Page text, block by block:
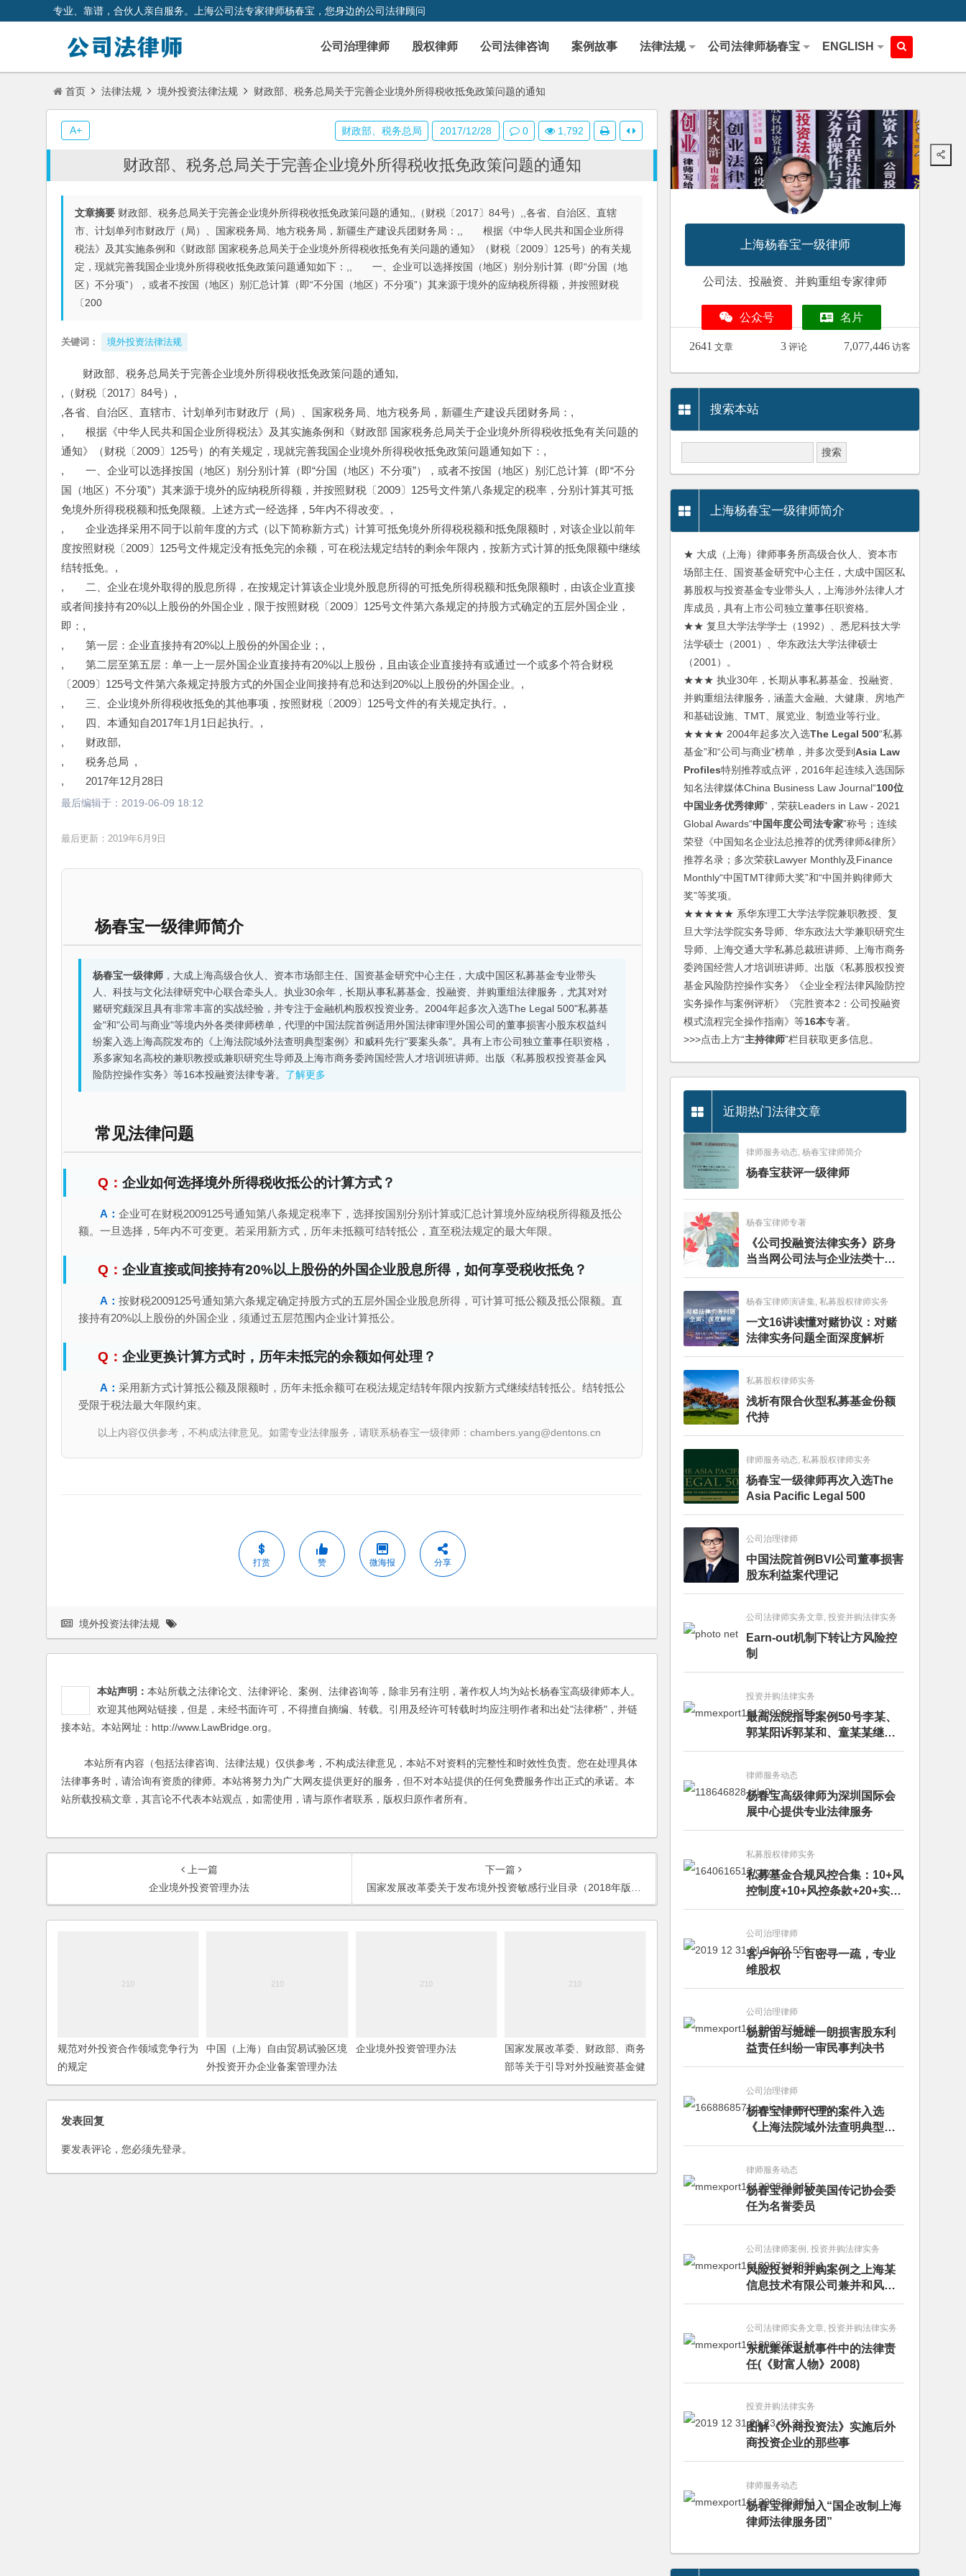
专业、靠谱，合伙人亲自服务。上海公司法专家律师杨春宝，您身边的公司法律顾问
公司治理律师 股权律师 公司法律咨询 案例故事 法律法规 公司法律师杨春宝 ENGLISH
首页 法律法规 境外投资法律法规 财政部、税务总局关于完善企业境外所得税收抵免政策问题的通知
财政部、税务总局关于完善企业境外所得税收抵免政策问题的通知
文章摘要 财政部、税务总局关于完善企业境外所得税收抵免政策问题的通知,,（财税〔2017〕84号）,,各省、自治区、直辖
市、计划单列市财政厅（局）、国家税务局、地方税务局，新疆生产建设兵团财务局：,, 根据《中华人民共和国企业所得
税法》及其实施条例和《财政部 国家税务总局关于企业境外所得税收抵免有关问题的通知》（财税〔2009〕125号）的有关规
定，现就完善我国企业境外所得税收抵免政策问题通知如下：,, 一、企业可以选择按国（地区）别分别计算（即“分国（地
区）不分项”），或者不按国（地区）别汇总计算（即“不分国（地区）不分项”）其来源于境外的应纳税所得额，并按照财税
〔200
关键词： 境外投资法律法规
财政部、税务总局关于完善企业境外所得税收抵免政策问题的通知,
,（财税〔2017〕84号）,
,各省、自治区、直辖市、计划单列市财政厅（局）、国家税务局、地方税务局，新疆生产建设兵团财务局：,
,　　根据《中华人民共和国企业所得税法》及其实施条例和《财政部 国家税务总局关于企业境外所得税收抵免有关问题的
通知》（财税〔2009〕125号）的有关规定，现就完善我国企业境外所得税收抵免政策问题通知如下：,
,　　一、企业可以选择按国（地区）别分别计算（即“分国（地区）不分项”），或者不按国（地区）别汇总计算（即“不分
国（地区）不分项”）其来源于境外的应纳税所得额，并按照财税〔2009〕125号文件第八条规定的税率，分别计算其可抵
免境外所得税税额和抵免限额。上述方式一经选择，5年内不得改变。,
,　　企业选择采用不同于以前年度的方式（以下简称新方式）计算可抵免境外所得税税额和抵免限额时，对该企业以前年
度按照财税〔2009〕125号文件规定没有抵免完的余额，可在税法规定结转的剩余年限内，按新方式计算的抵免限额中继续
结转抵免。,
,　　二、企业在境外取得的股息所得，在按规定计算该企业境外股息所得的可抵免所得税额和抵免限额时，由该企业直接
或者间接持有20%以上股份的外国企业，限于按照财税〔2009〕125号文件第六条规定的持股方式确定的五层外国企业，
即：,
,　　第一层：企业直接持有20%以上股份的外国企业；,
,　　第二层至第五层：单一上一层外国企业直接持有20%以上股份，且由该企业直接持有或通过一个或多个符合财税
〔2009〕125号文件第六条规定持股方式的外国企业间接持有总和达到20%以上股份的外国企业。,
,　　三、企业境外所得税收抵免的其他事项，按照财税〔2009〕125号文件的有关规定执行。,
,　　四、本通知自2017年1月1日起执行。,
,　　财政部,
,　　税务总局  ,
,　　2017年12月28日
最后编辑于： 2019-06-09 18:12
最后更新：2019年6月9日
杨春宝一级律师简介
杨春宝一级律师，大成上海高级合伙人、资本市场部主任、国资基金研究中心主任，大成中国区私募基金专业带头
人、科技与文化法律研究中心联合牵头人。执业30余年，长期从事私募基金、投融资、并购重组法律服务，尤其对对
赌研究颇深且具有非常丰富的实战经验，并专注于金融机构股权投资业务。2004年起多次入选The Legal 500"私募基
金"和"公司与商业"等境内外各类律师榜单，代理的中国法院首例适用外国法律审理外国公司的董事损害小股东权益纠
纷案入选上海高院发布的《上海法院域外法查明典型案例》和威科先行"要案头条"。具有上市公司独立董事任职资格，
系多家知名高校的兼职教授或兼职研究生导师及上海市商务委跨国经营人才培训班讲师。出版《私募股权投资基金风
险防控操作实务》等16本投融资法律专著。 了解更多
常见法律问题
企业如何选择境外所得税收抵公的计算方式？
企业可在财税2009125号通知第八条规定税率下，选择按国别分别计算或汇总计算境外应纳税所得额及抵公
额。一旦选择，5年内不可变更。若采用新方式，历年未抵额可结转抵公，直至税法规定的最大年限。
企业直接或间接持有20%以上股份的外国企业股息所得，如何享受税收抵免？
按财税2009125号通知第六条规定确定持股方式的五层外国企业股息所得，可计算可抵公额及抵公限额。直
接持有20%以上股份的外国企业，须通过五层范围内企业计算抵公。
企业更换计算方式时，历年未抵完的余额如何处理？
采用新方式计算抵公额及限额时，历年未抵余额可在税法规定结转年限内按新方式继续结转抵公。结转抵公
受限于税法最大年限约束。
以上内容仅供参考，不构成法律意见。如需专业法律服务，请联系杨春宝一级律师：chambers.yang@dentons.cn
打赏 赞 微海报 分享
财政部、税务总局 2017/12/28 0 1,792
A+
境外投资法律法规
本站声明： 本站所载之法律论文、法律评论、案例、法律咨询等，除非另有注明，著作权人均为站长杨春宝高级律师本人。
欢迎其他网站链接，但是，未经书面许可，不得擅自摘编、转载。引用及经许可转载时均应注明作者和出处"法律桥"，并链
接本站。本站网址：http://www.LawBridge.org。
本站所有内容（包括法律咨询、法律法规）仅供参考，不构成法律意见，本站不对资料的完整性和时效性负责。您在处理具体
法律事务时，请洽询有资质的律师。本站将努力为广大网友提供更好的服务，但不对本站提供的任何免费服务作出正式的承诺。本
站所载投稿文章，其言论不代表本站观点，如需使用，请与原作者联系，版权归原作者所有。
上一篇
企业境外投资管理办法
下一篇
国家发展改革委关于发布境外投资敏感行业目录（2018年版）的通知
规范对外投资合作领域竞争行为
的规定
中国（上海）自由贸易试验区境
外投资开办企业备案管理办法
企业境外投资管理办法
国家发展改革委、财政部、商务
部等关于引导对外投融资基金健
康发展的意见
发表回复
要发表评论，您必须先登录。
上海杨春宝一级律师
公司法、投融资、并购重组专家律师
公众号 名片
2641 文章 3 评论 7,077,446 访客
搜索本站
上海杨春宝一级律师简介
★ 大成（上海）律师事务所高级合伙人、资本市
场部主任、国资基金研究中心主任，大成中国区私
募股权与投资基金专业带头人，上海涉外法律人才
库成员，具有上市公司独立董事任职资格。
★★ 复旦大学法学学士（1992）、悉尼科技大学
法学硕士（2001）、华东政法大学法律硕士
（2001）。
★★★ 执业30年，长期从事私募基金、投融资、
并购重组法律服务，涵盖大金融、大健康、房地产
和基础设施、TMT、展览业、制造业等行业。
★★★★ 2004年起多次入选The Legal 500“私募
基金”和“公司与商业”榜单，并多次受到Asia Law
Profiles特别推荐或点评，2016年起连续入选国际
知名法律媒体China Business Law Journal“100位
中国业务优秀律师”，荣获Leaders in Law - 2021
Global Awards“中国年度公司法专家”称号；连续
荣登《中国知名企业法总推荐的优秀律师&律所》
推荐名录；多次荣获Lawyer Monthly及Finance
Monthly“中国TMT律师大奖”和“中国并购律师大
奖”等奖项。
★★★★★ 系华东理工大学法学院兼职教授、复
旦大学法学院实务导师、华东政法大学兼职研究生
导师、上海交通大学私募总裁班讲师、上海市商务
委跨国经营人才培训班讲师。出版《私募股权投资
基金风险防控操作实务》《企业全程法律风险防控
实务操作与案例评析》《完胜资本2：公司投融资
模式流程完全操作指南》等16本专著。
>>>点击上方“主持律师”栏目获取更多信息。
近期热门法律文章
律师服务动态, 杨春宝律师简介
杨春宝获评一级律师
杨春宝律师专著
《公司投融资法律实务》跻身
当当网公司法与企业法类十大
畅销图书榜
杨春宝律师演讲集, 私募股权律师实务
一文16讲读懂对赌协议：对赌
法律实务问题全面深度解析
私募股权律师实务
浅析有限合伙型私募基金份额
代持
律师服务动态, 私募股权律师实务
杨春宝一级律师再次入选The
Asia Pacific Legal 500
公司治理律师
中国法院首例BVI公司董事损害
股东利益案代理记
公司法律师实务文章, 投资并购法律实务
Earn-out机制下转让方风险控
制
投资并购法律实务
最高法院指导案例50号李某、
郭某阳诉郭某和、童某某继承
纠纷案
律师服务动态
杨春宝高级律师为深圳国际会
展中心提供专业法律服务
私募股权律师实务
私募基金合规风控合集：10+风
控制度+10+风控条款+20+实务
文章+每月动态
公司治理律师
客户评价：百密寻一疏，专业
维股权
公司治理律师
杨新宙与堀雄一朗损害股东利
益责任纠纷一审民事判决书
公司治理律师
杨春宝律师代理的案件入选
《上海法院域外法查明典型案
例》
律师服务动态
杨春宝律师被美国传记协会委
任为名誉委员
公司法律师案例, 投资并购法律实务
风险投资和并购案例之上海某
信息技术有限公司兼并和风险
投资服务
公司法律师实务文章, 投资并购法律实务
东航集体返航事件中的法律责
任(《财富人物》2008)
投资并购法律实务
图解《外商投资法》实施后外
商投资企业的那些事
律师服务动态
杨春宝律师加入“国企改制上海
律师法律服务团”